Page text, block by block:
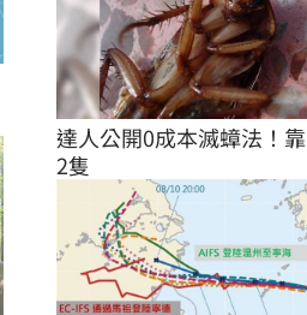
達人公開0成本滅蟑法！
2隻